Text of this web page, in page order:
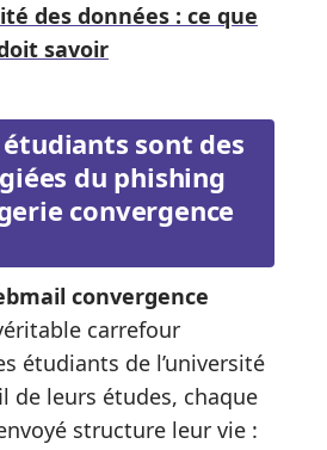
des données : ce que
savoir
sont des
du phishing
convergence
convergence
carrefour
étudiants de l’université
de leurs études, chaque
structure leur vie :